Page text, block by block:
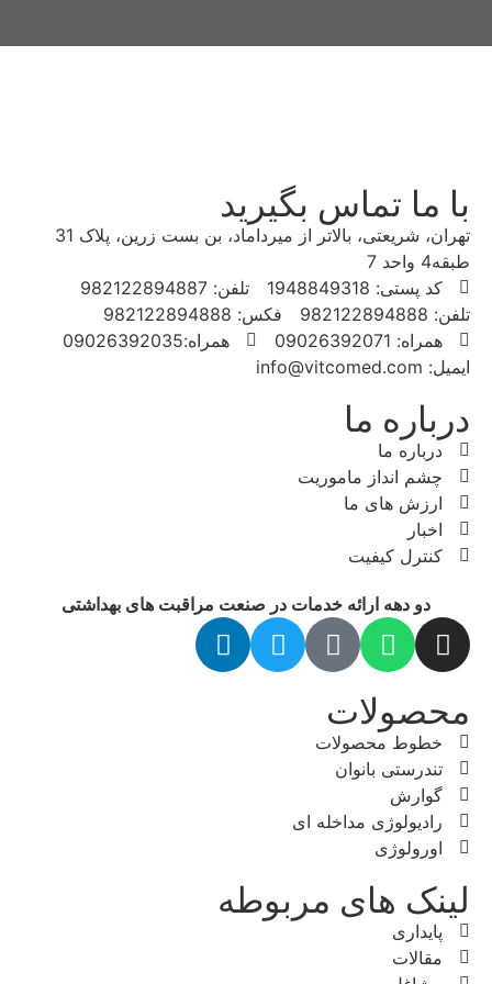
با ما تماس بگیرید
تهران، شریعتی، بالاتر از میرداماد، بن بست زرین، پلاک 31
طبقه4 واحد 7
کد پستی: 1948849318
تلفن: 982122894887
تلفن: 982122894888
فکس: 982122894888
همراه: 09026392071
همراه:09026392035
ایمیل: info@vitcomed.com
درباره ما
درباره ما
چشم انداز ماموریت
ارزش های ما
اخبار
کنترل کیفیت
دو دهه ارائه خدمات در صنعت مراقبت های بهداشتی
محصولات
خطوط محصولات
تندرستی بانوان
گوارش
رادیولوژی مداخله ای
اورولوژی
لینک های مربوطه
پایداری
مقالات